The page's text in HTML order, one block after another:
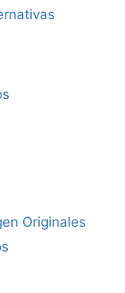
Originales